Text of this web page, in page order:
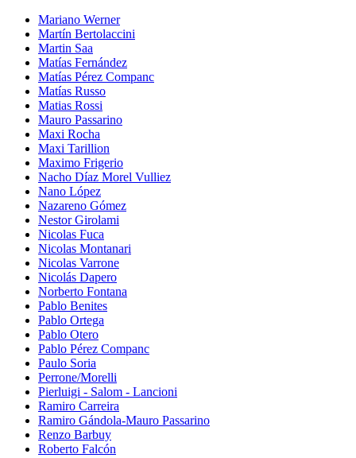
Mariano Werner
Martín Bertolaccini
Martin Saa
Matías Fernández
Matías Pérez Companc
Matías Russo
Matias Rossi
Mauro Passarino
Maxi Rocha
Maxi Tarillion
Maximo Frigerio
Nacho Díaz Morel Vulliez
Nano López
Nazareno Gómez
Nestor Girolami
Nicolas Fuca
Nicolas Montanari
Nicolas Varrone
Nicolás Dapero
Norberto Fontana
Pablo Benites
Pablo Ortega
Pablo Otero
Pablo Pérez Companc
Paulo Soria
Perrone/Morelli
Pierluigi - Salom - Lancioni
Ramiro Carreira
Ramiro Gándola-Mauro Passarino
Renzo Barbuy
Roberto Falcón